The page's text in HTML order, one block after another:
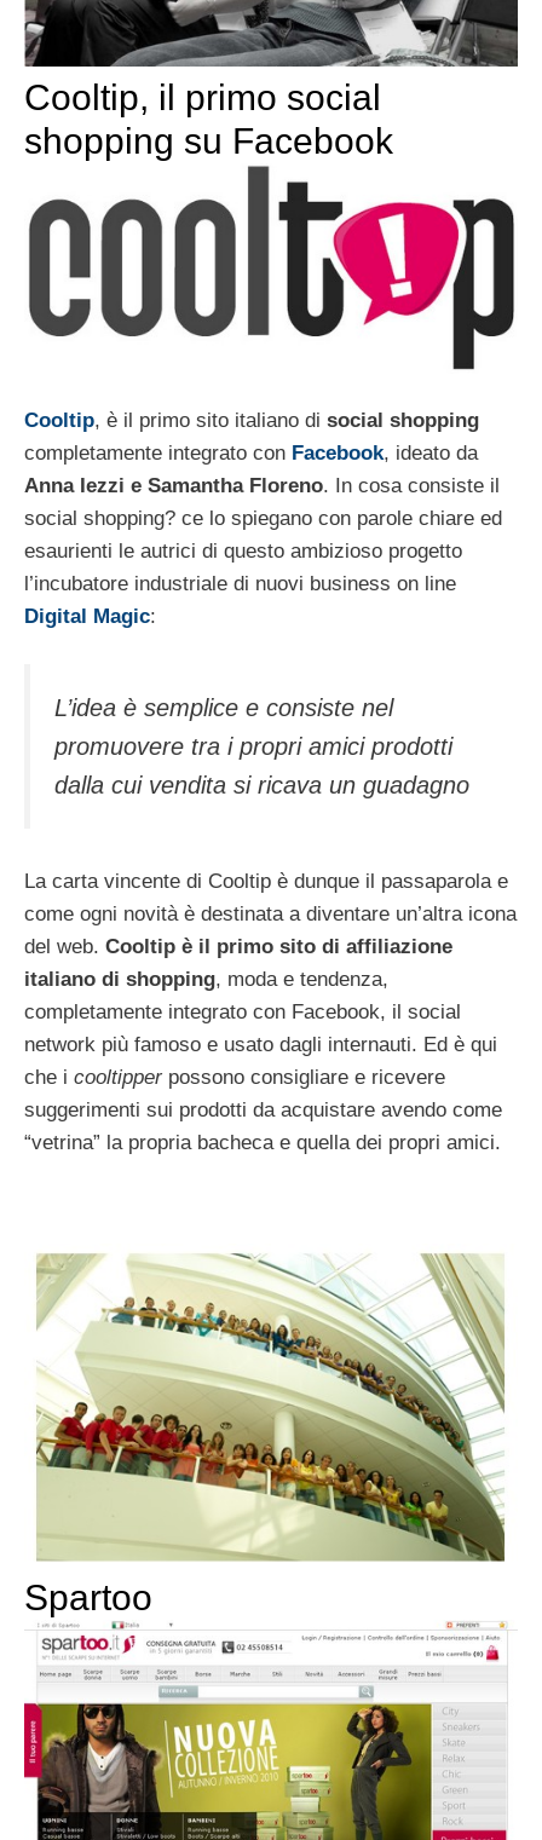
Cooltip, il primo social
shopping su Facebook
Cooltip, è il primo sito italiano di social shopping
completamente integrato con Facebook, ideato da
Anna Iezzi e Samantha Floreno. In cosa consiste il
social shopping? ce lo spiegano con parole chiare ed
esaurienti le autrici di questo ambizioso progetto
l’incubatore industriale di nuovi business on line
Digital Magic:
L’idea è semplice e consiste nel
promuovere tra i propri amici prodotti
dalla cui vendita si ricava un guadagno
La carta vincente di Cooltip è dunque il passaparola e
come ogni novità è destinata a diventare un’altra icona
del web. Cooltip è il primo sito di affiliazione
italiano di shopping, moda e tendenza,
completamente integrato con Facebook, il social
network più famoso e usato dagli internauti. Ed è qui
che i cooltipperpossono consigliare e ricevere
suggerimenti sui prodotti da acquistare avendo come
“vetrina” la propria bacheca e quella dei propri amici.
Spartoo